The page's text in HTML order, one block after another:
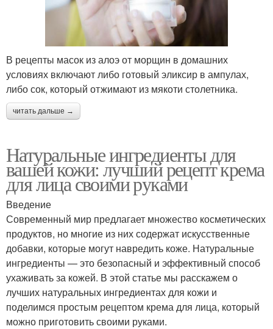
В рецепты масок из алоэ от морщин в домашних
условиях включают либо готовый эликсир в ампулах,
либо сок, который отжимают из мякоти столетника.
читать дальше →
Натуральные ингредиенты для
вашей кожи: лучший рецепт крема
для лица своими руками
Введение
Современный мир предлагает множество косметических
продуктов, но многие из них содержат искусственные
добавки, которые могут навредить коже. Натуральные
ингредиенты — это безопасный и эффективный способ
ухаживать за кожей. В этой статье мы расскажем о
лучших натуральных ингредиентах для кожи и
поделимся простым рецептом крема для лица, который
можно приготовить своими руками.